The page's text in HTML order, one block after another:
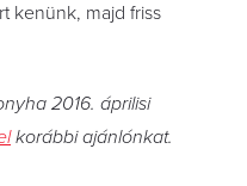
kenünk, majd friss
2016. áprilisi
korábbi ajánlónkat.